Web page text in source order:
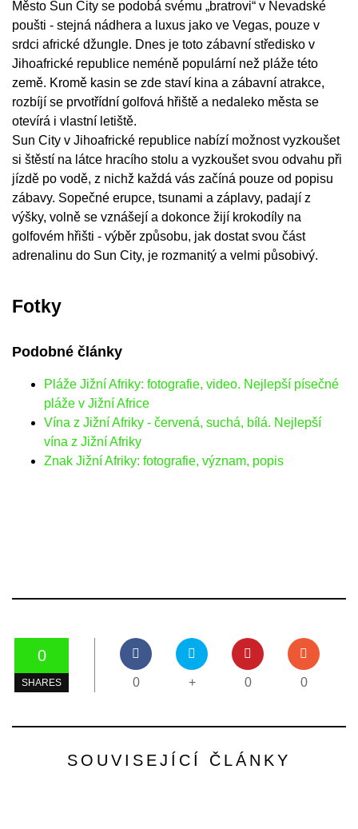
Město Sun City se podobá svému „bratrovi“ v Nevadské
poušti - stejná nádhera a luxus jako ve Vegas, pouze v
srdci africké džungle. Dnes je toto zábavní středisko v
Jihoafrické republice neméně populární než pláže této
země. Kromě kasin se zde staví kina a zábavní atrakce,
rozbíjí se prvotřídní golfová hřiště a nedaleko města se
otevírá i vlastní letiště.
Sun City v Jihoafrické republice nabízí možnost vyzkoušet
si štěstí na látce hracího stolu a vyzkoušet svou odvahu při
jízdě po vodě, z nichž každá vás začíná pouze od popisu
zábavy. Sopečné erupce, tsunami a záplavy, padají z
výšky, volně se vznášejí a dokonce žijí krokodíly na
golfovém hřišti - výběr způsobu, jak dostat svou část
adrenalinu do Sun City, je rozmanitý a velmi působivý.
Fotky
Podobné články
Pláže Jižní Afriky: fotografie, video. Nejlepší písečné
pláže v Jižní Africe
Vína z Jižní Afriky - červená, suchá, bílá. Nejlepší
vína z Jižní Afriky
Znak Jižní Afriky: fotografie, význam, popis
0
SHARES 0 + 0 0
SOUVISEJÍCÍ ČLÁNKY